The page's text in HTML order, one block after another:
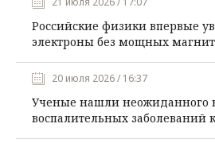
Российские физики впервые
электроны без мощных
20 июля 2026 / 16:37
Ученые нашли неожиданного
воспалительных заболеваний